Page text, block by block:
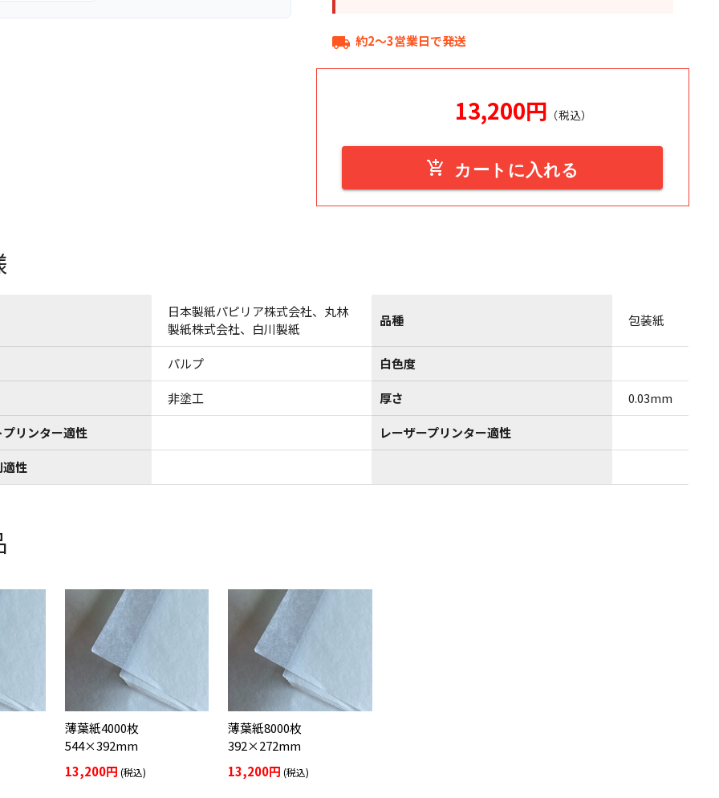
local_shipping 約2～3営業日で発送
13,200円 （税込）
add_shopping_cart カートに入れる
日本製紙パピリア株式会社、丸林
製紙株式会社、白川製紙
品種 包装紙
パルプ 白色度
非塗工 厚さ 0.03mm
リンター適性 レーザープリンター適性
性
薄葉紙4000枚
544×392mm
13,200円(税込)
薄葉紙8000枚
392×272mm
13,200円(税込)